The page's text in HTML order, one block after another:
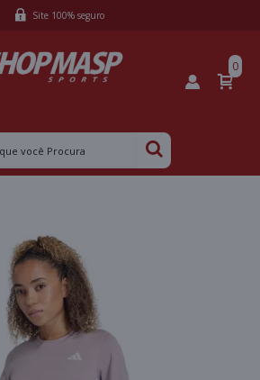
Site 100% seguro
0